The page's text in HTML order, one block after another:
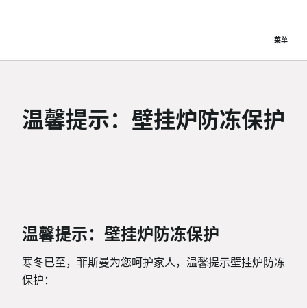
菜单
温馨提示：壁挂炉防冻保护
温馨提示：壁挂炉防冻保护
寒冬已至，菲斯曼为您呵护家人，温馨提示壁挂炉防冻
保护：